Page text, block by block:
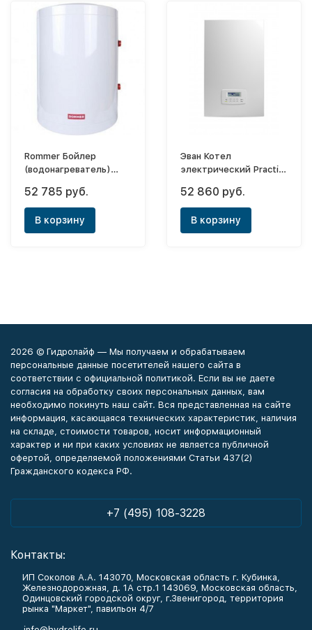
Rommer Бойлер
(водонагреватель)
100 (настенный)
52 785 руб.
В корзину
Эван Котел
электрический Practic
52 860 руб.
В корзину
2026 © Гидролайф — Мы получаем и обрабатываем
персональные данные посетителей нашего сайта в
соответствии с официальной политикой. Если вы не даете
согласия на обработку своих персональных данных, вам
необходимо покинуть наш сайт. Вся представленная на сайте
информация, касающаяся технических характеристик, наличия
на складе, стоимости товаров, носит информационный
характер и ни при каких условиях не является публичной
офертой, определяемой положениями Статьи 437(2)
Гражданского кодекса РФ.
+7 (495) 108-3228
Контакты:
ИП Соколов А.А. 143070, Московская область г. Кубинка,
Железнодорожная, д. 1А стр.1 143069, Московская область,
Одинцовский городской округ, г.Звенигород, территория
рынка "Маркет", павильон 4/7